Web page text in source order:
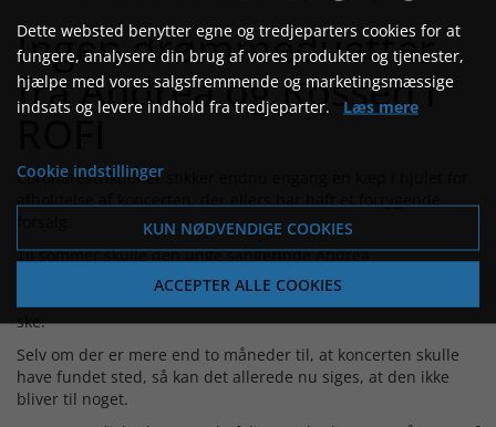
Ingen drømmeduetter
fra Andrea og Rossen i
ROFI
Coronarestriktioner stikker endnu engang en kæp i hjulet for
afholdelse af koncerten, der ellers har haft et forrygende
Til sommer skulle den unge sangerinde Andrea
Oehlenschlæger sammen med sangveteranen Stig Rossen
ske.
Selv om der er mere end to måneder til, at koncerten skulle
have fundet sted, så kan det allerede nu siges, at den ikke
bliver til noget.
Dette websted benytter egne og tredjeparters cookies for at
fungere, analysere din brug af vores produkter og tjenester,
hjælpe med vores salgsfremmende og marketingsmæssige
indsats og levere indhold fra tredjeparter. Læs mere
Cookie indstillinger
KUN NØDVENDIGE COOKIES
ACCEPTER ALLE COOKIES